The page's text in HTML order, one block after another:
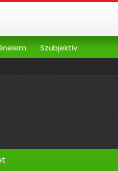
Szubjektív